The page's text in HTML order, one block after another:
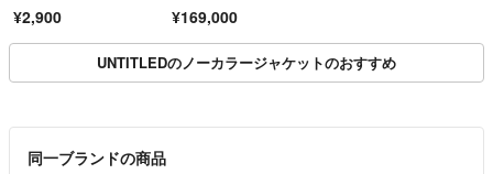
¥2,900 ¥169,000
UNTITLEDのノーカラージャケットのおすすめ
同一ブランドの商品